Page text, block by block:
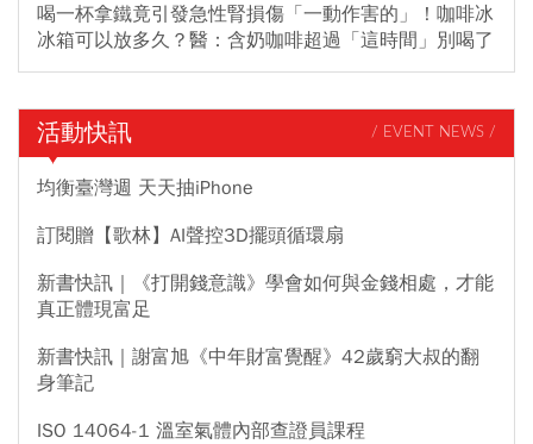
喝一杯拿鐵竟引發急性腎損傷「一動作害的」！咖啡冰
冰箱可以放多久？醫：含奶咖啡超過「這時間」別喝了
活動快訊 / EVENT NEWS /
均衡臺灣週 天天抽iPhone
訂閱贈【歌林】AI聲控3D擺頭循環扇
新書快訊｜《打開錢意識》學會如何與金錢相處，才能
真正體現富足
新書快訊｜謝富旭《中年財富覺醒》42歲窮大叔的翻
身筆記
ISO 14064-1 溫室氣體內部查證員課程